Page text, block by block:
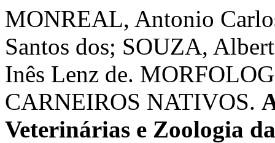
MONREAL, Antonio
Santos dos; SOUZA,
Inês Lenz de.
CARNEIROS NATIVOS.
Veterinárias e Zoologia